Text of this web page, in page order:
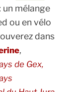
: un mélange
ou en vélo
dans
,
de Gex,